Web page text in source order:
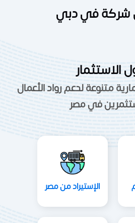
شركة في دبي
الاستثمار
متنوعة لدعم رواد الأعمال
في مصر
الإستيراد من مصر